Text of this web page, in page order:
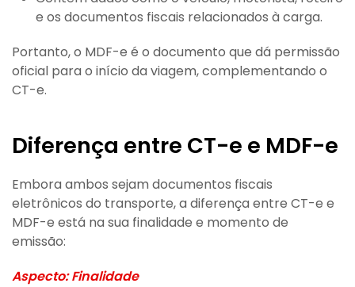
e os documentos fiscais relacionados à carga.
Portanto, o MDF-e é o documento que dá permissão
oficial para o início da viagem, complementando o
CT-e.
Diferença entre CT-e e MDF-e
Embora ambos sejam documentos fiscais
eletrônicos do transporte, a diferença entre CT-e e
MDF-e está na sua finalidade e momento de
emissão:
Aspecto: Finalidade